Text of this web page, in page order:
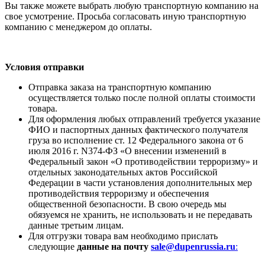
Вы также можете выбрать любую транспортную компанию на
свое усмотрение. Просьба согласовать иную транспортную
компанию с менеджером до оплаты.
Условия отправки
Отправка заказа на транспортную компанию
осуществляется только после полной оплаты стоимости
товара.
Для оформления любых отправлений требуется указание
ФИО и паспортных данных фактического получателя
груза во исполнение ст. 12 Федерального закона от 6
июля 2016 г. N374-ФЗ «О внесении изменений в
Федеральный закон «О противодействии терроризму» и
отдельных законодательных актов Российской
Федерации в части установления дополнительных мер
противодействия терроризму и обеспечения
общественной безопасности. В свою очередь мы
обязуемся не хранить, не использовать и не передавать
данные третьим лицам.
Для отгрузки товара вам необходимо прислать
следующие данные на почту sale@dupenrussia.ru: